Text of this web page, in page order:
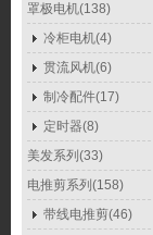
罩极电机(138)
冷柜电机(4)
贯流风机(6)
制冷配件(17)
定时器(8)
美发系列(33)
电推剪系列(158)
带线电推剪(46)